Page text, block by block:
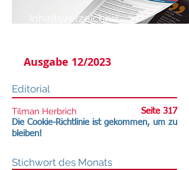
Inhaltsverzeichnis
Ausgabe 12/2023
Editorial
Tilman Herbrich
Seite 317
Die Cookie-Richtlinie ist gekommen, um zu
bleiben!
Stichwort des Monats